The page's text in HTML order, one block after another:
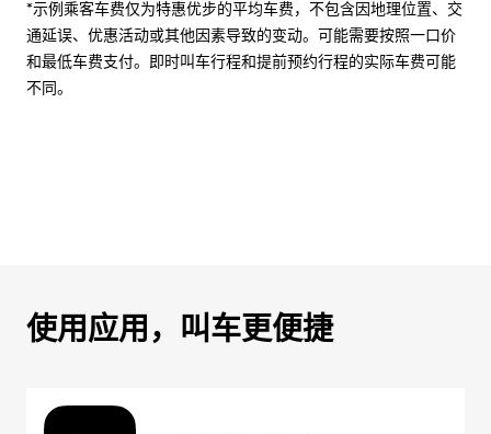
*示例乘客车费仅为特惠优步的平均车费，不包含因地理位置、交
通延误、优惠活动或其他因素导致的变动。可能需要按照一口价
和最低车费支付。即时叫车行程和提前预约行程的实际车费可能
不同。
使用应用，叫车更便捷